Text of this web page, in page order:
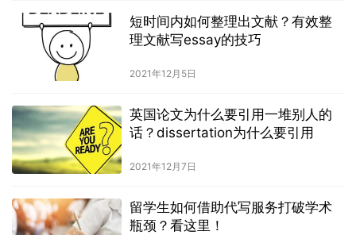
短时间内如何整理出文献？有效整
理文献写essay的技巧
2021年12月5日
英国论文为什么要引用一堆别人的
话？dissertation为什么要引用
2021年12月7日
留学生如何借助代写服务打破学术
瓶颈？看这里！